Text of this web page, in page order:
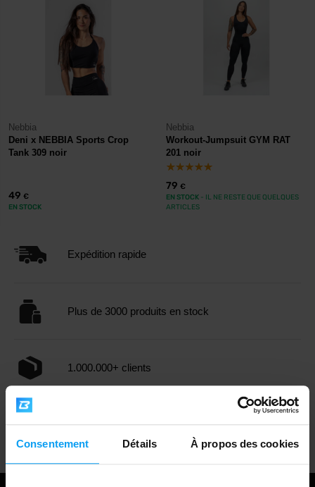
Consentement Détails À propos des cookies
Nebbia
Deni x NEBBIA Sports Crop
Tank 309 noir
49 €
EN STOCK
Nebbia
Workout-Jumpsuit GYM RAT
201 noir
79 €
EN STOCK - IL NE RESTE QUE QUELQUES
ARTICLES
Expédition rapide
Plus de 3000 produits en stock
1.000.000+ clients
Support client professionnel